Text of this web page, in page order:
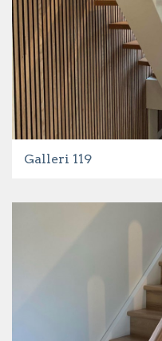
Galleri 119